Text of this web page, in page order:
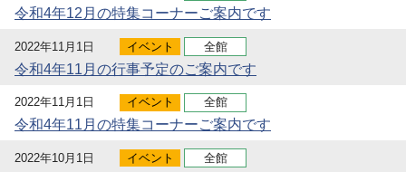
令和4年12月の特集コーナーご案内です
2022年11月1日 イベント 全館
令和4年11月の行事予定のご案内です
2022年11月1日 イベント 全館
令和4年11月の特集コーナーご案内です
2022年10月1日 イベント 全館